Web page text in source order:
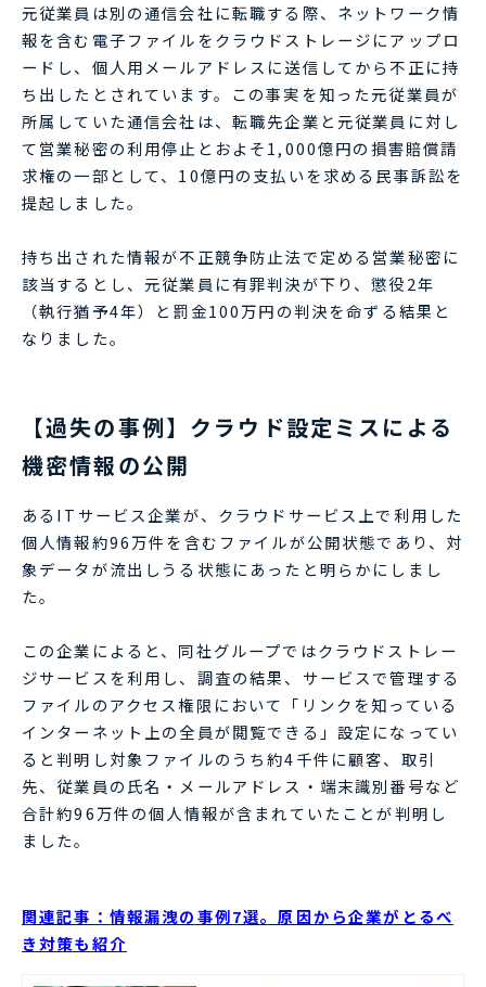
元従業員は別の通信会社に転職する際、ネットワーク情
報を含む電子ファイルをクラウドストレージにアップロ
ードし、個人用メールアドレスに送信してから不正に持
ち出したとされています。この事実を知った元従業員が
所属していた通信会社は、転職先企業と元従業員に対し
て営業秘密の利用停止とおよそ1,000億円の損害賠償請
求権の一部として、10億円の支払いを求める民事訴訟を
提起しました。
持ち出された情報が不正競争防止法で定める営業秘密に
該当するとし、元従業員に有罪判決が下り、懲役2年
（執行猶予4年）と罰金100万円の判決を命ずる結果と
なりました。
【過失の事例】クラウド設定ミスによる
機密情報の公開
あるITサービス企業が、クラウドサービス上で利用した
個人情報約96万件を含むファイルが公開状態であり、対
象データが流出しうる状態にあったと明らかにしまし
た。
この企業によると、同社グループではクラウドストレー
ジサービスを利用し、調査の結果、サービスで管理する
ファイルのアクセス権限において「リンクを知っている
インターネット上の全員が閲覧できる」設定になってい
ると判明し対象ファイルのうち約4千件に顧客、取引
先、従業員の氏名・メールアドレス・端末識別番号など
合計約96万件の個人情報が含まれていたことが判明し
ました。
関連記事：情報漏洩の事例7選。原因から企業がとるべ
き対策も紹介